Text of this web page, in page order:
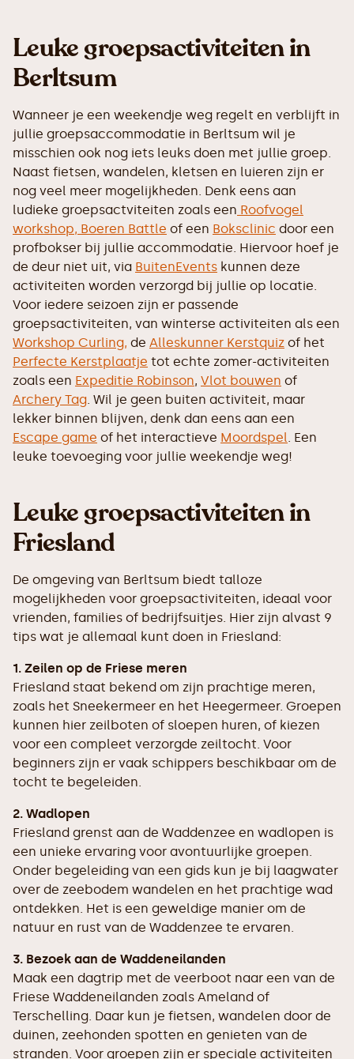
Leuke groepsactiviteiten in
Berltsum
Wanneer je een weekendje weg regelt en verblijft in
jullie groepsaccommodatie in Berltsum wil je
misschien ook nog iets leuks doen met jullie groep.
Naast fietsen, wandelen, kletsen en luieren zijn er
nog veel meer mogelijkheden. Denk eens aan
ludieke groepsactviteiten zoals een Roofvogel
workshop, Boeren Battle of een Boksclinic door een
profbokser bij jullie accommodatie. Hiervoor hoef je
de deur niet uit, via BuitenEvents kunnen deze
activiteiten worden verzorgd bij jullie op locatie.
Voor iedere seizoen zijn er passende
groepsactiviteiten, van winterse activiteiten als een
Workshop Curling, de Alleskunner Kerstquiz of het
Perfecte Kerstplaatje tot echte zomer-activiteiten
zoals een Expeditie Robinson, Vlot bouwen of
Archery Tag. Wil je geen buiten activiteit, maar
lekker binnen blijven, denk dan eens aan een
Escape game of het interactieve Moordspel. Een
leuke toevoeging voor jullie weekendje weg!
Leuke groepsactiviteiten in
Friesland
De omgeving van Berltsum biedt talloze
mogelijkheden voor groepsactiviteiten, ideaal voor
vrienden, families of bedrijfsuitjes. Hier zijn alvast 9
tips wat je allemaal kunt doen in Friesland:
1. Zeilen op de Friese meren
Friesland staat bekend om zijn prachtige meren,
zoals het Sneekermeer en het Heegermeer. Groepen
kunnen hier zeilboten of sloepen huren, of kiezen
voor een compleet verzorgde zeiltocht. Voor
beginners zijn er vaak schippers beschikbaar om de
tocht te begeleiden.
2. Wadlopen
Friesland grenst aan de Waddenzee en wadlopen is
een unieke ervaring voor avontuurlijke groepen.
Onder begeleiding van een gids kun je bij laagwater
over de zeebodem wandelen en het prachtige wad
ontdekken. Het is een geweldige manier om de
natuur en rust van de Waddenzee te ervaren.
3. Bezoek aan de Waddeneilanden
Maak een dagtrip met de veerboot naar een van de
Friese Waddeneilanden zoals Ameland of
Terschelling. Daar kun je fietsen, wandelen door de
duinen, zeehonden spotten en genieten van de
stranden. Voor groepen zijn er speciale activiteiten